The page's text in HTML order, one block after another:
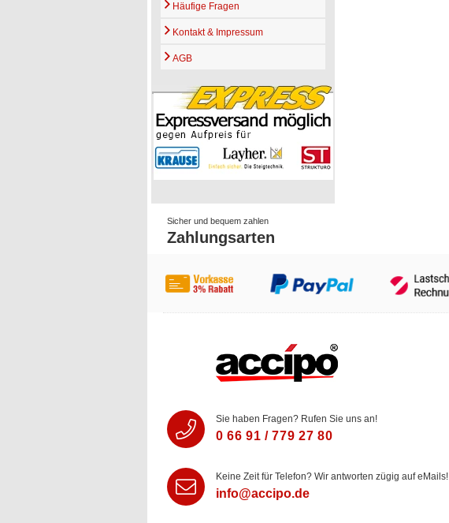
Häufige Fragen
Kontakt & Impressum
AGB
Sicher und bequem zahlen
Zahlungsarten
Sie haben Fragen? Rufen Sie uns an!
0 66 91 / 779 27 80
Keine Zeit für Telefon? Wir antworten zügig auf eMails!
info@accipo.de